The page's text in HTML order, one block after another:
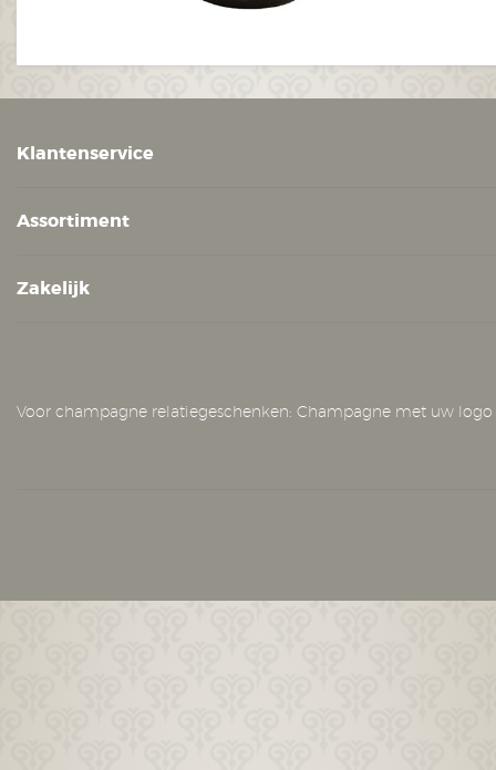
Klantenservice
Assortiment
Zakelijk
Voor champagne relatiegeschenken: Champagne met uw